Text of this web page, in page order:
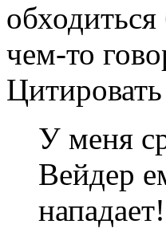
чем-то
Цитировать
У меня
Вейдер